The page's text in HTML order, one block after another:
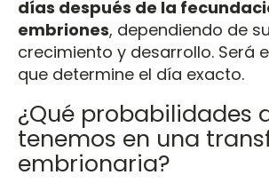
días después de la
embriones, dependiendo de
crecimiento y desarrollo. Será
que determine el día exacto.
¿Qué probabilidades
tenemos en una
embrionaria?